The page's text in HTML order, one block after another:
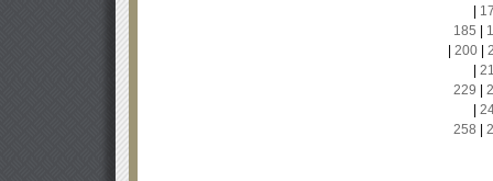
185
200|
229
258